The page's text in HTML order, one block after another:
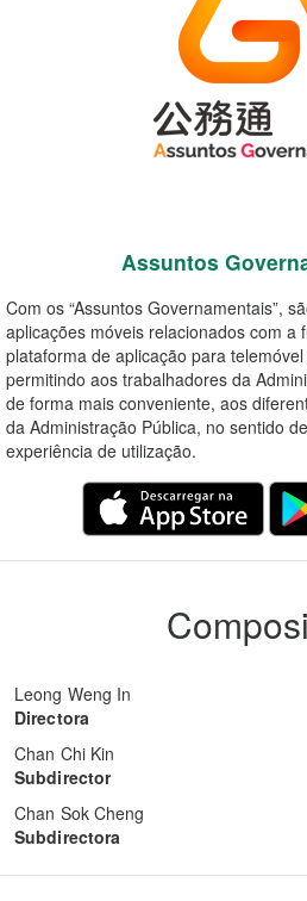
Assuntos
Com os “Assuntos Governamentais”,
aplicações móveis relacionados com a
plataforma de aplicação para
permitindo aos trabalhadores da
de forma mais conveniente, aos
da Administração Pública, no sentido
experiência de utilização.
Leong Weng In
Directora
Chan Chi Kin
Subdirector
Chan Sok Cheng
Subdirectora